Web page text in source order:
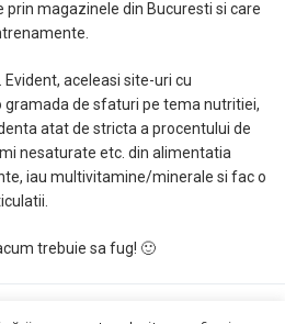
prin magazinele din Bucuresti si care
. Evident, aceleasi site-uri cu
gramada de sfaturi pe tema nutritiei,
atat de stricta a procentului de
nesaturate etc. din alimentatia
iau multivitamine/minerale si fac o
trebuie sa fug! 🙂